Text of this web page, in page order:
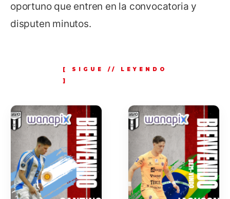
oportuno que entren en la convocatoria y
disputen minutos.